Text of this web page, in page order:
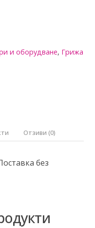
и оборудване, Грижа
Отзиви (0)
без